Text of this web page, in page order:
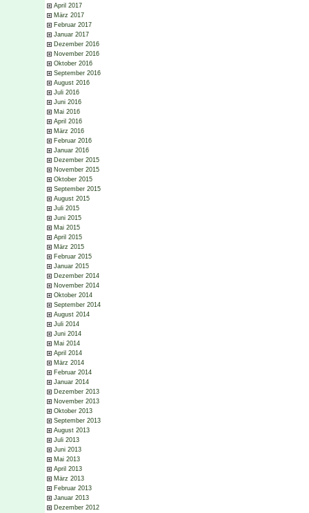
April 2017
März 2017
Februar 2017
Januar 2017
Dezember 2016
November 2016
Oktober 2016
September 2016
August 2016
Juli 2016
Juni 2016
Mai 2016
April 2016
März 2016
Februar 2016
Januar 2016
Dezember 2015
November 2015
Oktober 2015
September 2015
August 2015
Juli 2015
Juni 2015
Mai 2015
April 2015
März 2015
Februar 2015
Januar 2015
Dezember 2014
November 2014
Oktober 2014
September 2014
August 2014
Juli 2014
Juni 2014
Mai 2014
April 2014
März 2014
Februar 2014
Januar 2014
Dezember 2013
November 2013
Oktober 2013
September 2013
August 2013
Juli 2013
Juni 2013
Mai 2013
April 2013
März 2013
Februar 2013
Januar 2013
Dezember 2012